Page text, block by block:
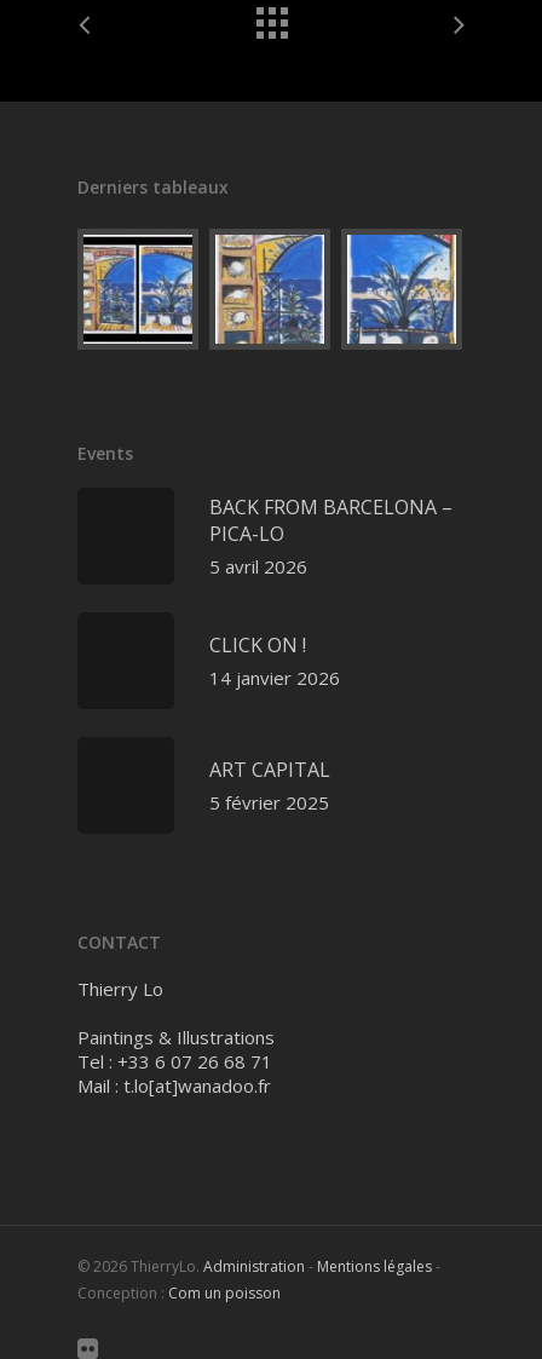
Derniers tableaux
Events
BACK FROM BARCELONA –
PICA-LO
5 avril 2026
CLICK ON !
14 janvier 2026
ART CAPITAL
5 février 2025
CONTACT
Thierry Lo
Paintings & Illustrations
Tel : +33 6 07 26 68 71
Mail : t.lo[at]wanadoo.fr
© 2026 ThierryLo. Administration - Mentions légales-
Conception : Com un poisson